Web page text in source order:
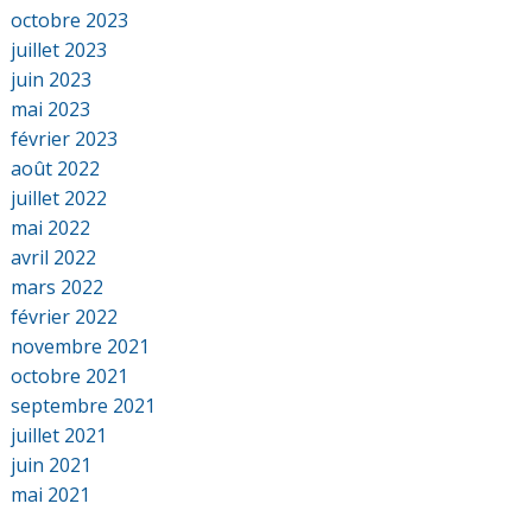
octobre 2023
juillet 2023
juin 2023
mai 2023
février 2023
août 2022
juillet 2022
mai 2022
avril 2022
mars 2022
février 2022
novembre 2021
octobre 2021
septembre 2021
juillet 2021
juin 2021
mai 2021